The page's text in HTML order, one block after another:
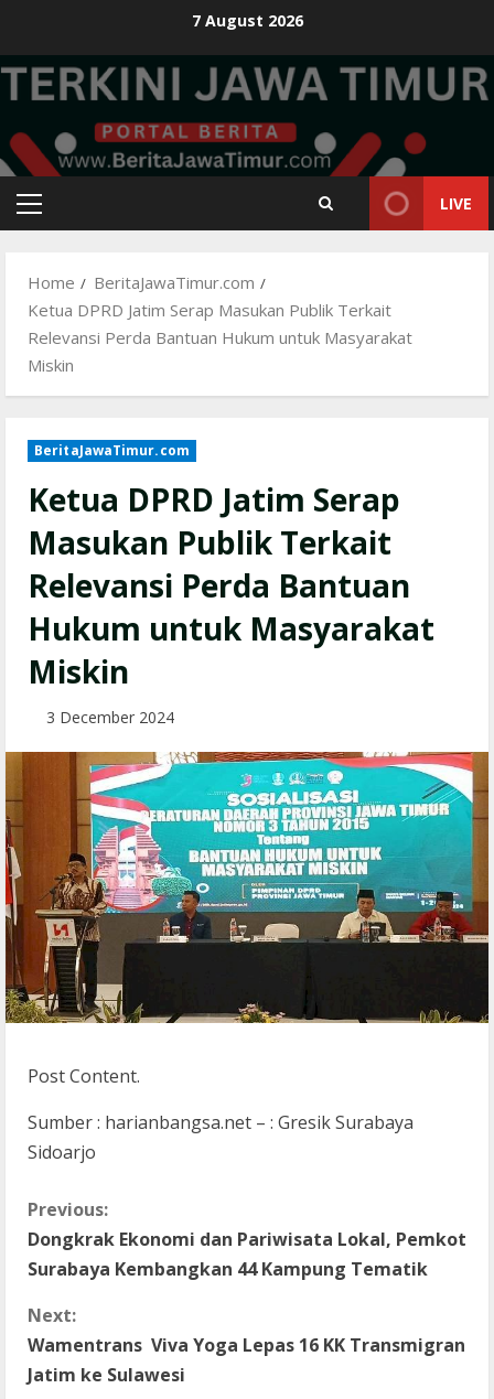
content
7 August 2026
Primary
LIVE
Home
BeritaJawaTimur.com
Ketua DPRD Jatim Serap Masukan Publik Terkait
Relevansi Perda Bantuan Hukum untuk Masyarakat
Miskin
BeritaJawaTimur.com
Ketua DPRD Jatim Serap
Masukan Publik Terkait
Relevansi Perda Bantuan
Hukum untuk Masyarakat
Miskin
3 December 2024
Post Content.
Sumber : harianbangsa.net – : Gresik Surabaya
Sidoarjo
C
o
n
t
Previous:
Dongkrak Ekonomi dan Pariwisata Lokal, Pemkot
Surabaya Kembangkan 44 Kampung Tematik
Next:
Wamentrans Viva Yoga Lepas 16 KK Transmigran
Jatim ke Sulawesi